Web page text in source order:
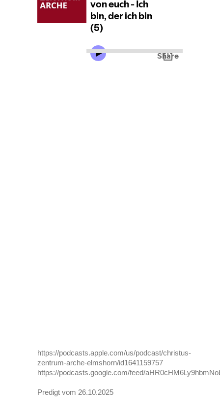
https://podcasts.apple.com/us/podcast/christus-
zentrum-arche-elmshorn/id1641159757
https://podcasts.google.com/feed/
Predigt vom 26.10.2025